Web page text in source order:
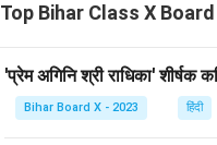
Top Bihar Class X Board
'प्रेम अगिनि श्री राधिका' शीर्षक
Bihar Board X - 2023 हिंदी